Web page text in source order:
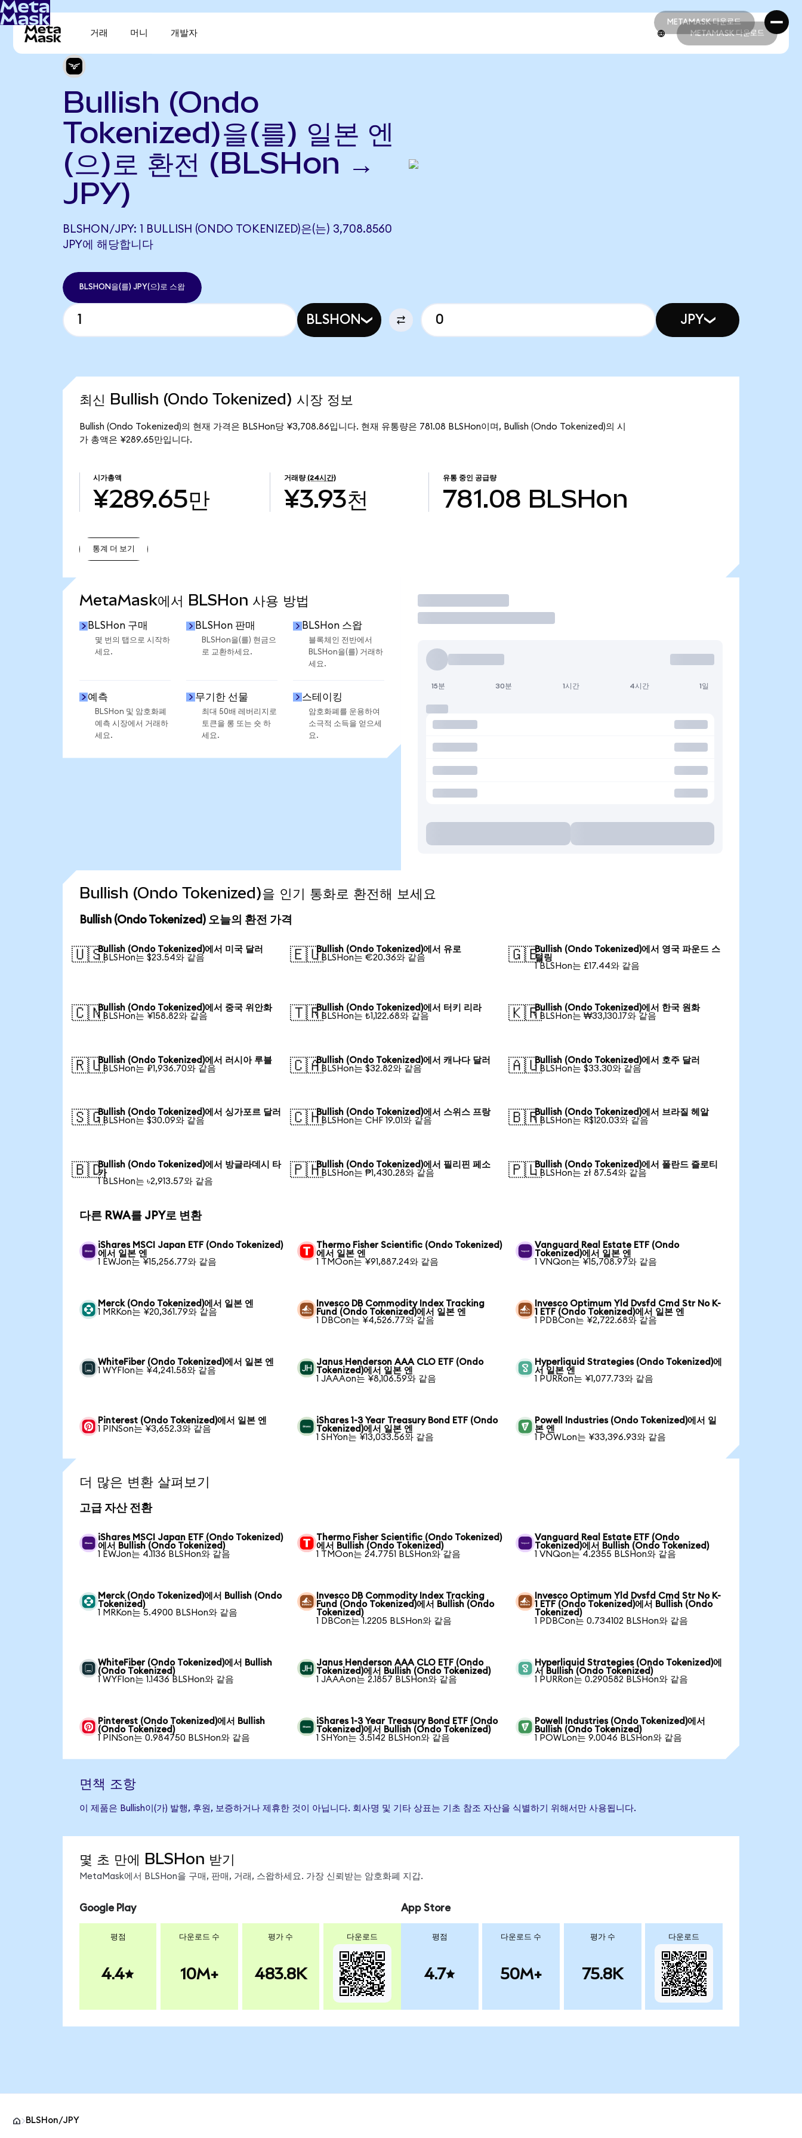
METAMASK 다운로드
METAMASK 다운로드
거래 머니 개발자 METAMASK 다운로드
Bullish (Ondo
Tokenized)을(를) 일본 엔
(으)로 환전 (BLSHon →
JPY)
BLSHON/JPY: 1 BULLISH (ONDO TOKENIZED)은(는) 3,708.8560
JPY에 해당합니다
BLSHON을(를) JPY(으)로 스왑
BLSHON JPY
최신 Bullish (Ondo Tokenized) 시장 정보
Bullish (Ondo Tokenized)의 현재 가격은 BLSHon당 ¥3,708.86입니다. 현재 유통량은 781.08 BLSHon이며, Bullish (Ondo Tokenized)의 시
가 총액은 ¥289.65만입니다.
시가총액
¥289.65만
거래량 (24시간)
¥3.93천
유통 중인 공급량
781.08 BLSHon
통계 더 보기
MetaMask에서 BLSHon 사용 방법
BLSHon 구매
몇 번의 탭으로 시작하
세요.
BLSHon 판매
BLSHon을(를) 현금으
로 교환하세요.
BLSHon 스왑
블록체인 전반에서
BLSHon을(를) 거래하
세요.
예측
BLSHon 및 암호화폐
예측 시장에서 거래하
세요.
무기한 선물
최대 50배 레버리지로
토큰을 롱 또는 숏 하
세요.
스테이킹
암호화폐를 운용하여
소극적 소득을 얻으세
요.
거래
15분 30분 1시간 4시간 1일
Bullish (Ondo Tokenized)을 인기 통화로 환전해 보세요
Bullish (Ondo Tokenized) 오늘의 환전 가격
🇺🇸Bullish (Ondo Tokenized)에서 미국 달러
1 BLSHon는 $23.54와 같음
🇪🇺Bullish (Ondo Tokenized)에서 유로
1 BLSHon는 €20.36와 같음
🇬🇧Bullish (Ondo Tokenized)에서 영국 파운드 스
털링
1 BLSHon는 £17.44와 같음
🇨🇳Bullish (Ondo Tokenized)에서 중국 위안화
1 BLSHon는 ¥158.82와 같음
🇹🇷Bullish (Ondo Tokenized)에서 터키 리라
1 BLSHon는 ₺1,122.68와 같음
🇰🇷Bullish (Ondo Tokenized)에서 한국 원화
1 BLSHon는 ₩33,130.17와 같음
🇷🇺Bullish (Ondo Tokenized)에서 러시아 루블
1 BLSHon는 ₽1,936.70와 같음
🇨🇦Bullish (Ondo Tokenized)에서 캐나다 달러
1 BLSHon는 $32.82와 같음
🇦🇺Bullish (Ondo Tokenized)에서 호주 달러
1 BLSHon는 $33.30와 같음
🇸🇬Bullish (Ondo Tokenized)에서 싱가포르 달러
1 BLSHon는 $30.09와 같음
🇨🇭Bullish (Ondo Tokenized)에서 스위스 프랑
1 BLSHon는 CHF 19.01와 같음
🇧🇷Bullish (Ondo Tokenized)에서 브라질 헤알
1 BLSHon는 R$120.03와 같음
🇧🇩Bullish (Ondo Tokenized)에서 방글라데시 타
카
1 BLSHon는 ৳2,913.57와 같음
🇵🇭Bullish (Ondo Tokenized)에서 필리핀 페소
1 BLSHon는 ₱1,430.28와 같음
🇵🇱Bullish (Ondo Tokenized)에서 폴란드 즐로티
1 BLSHon는 zł 87.54와 같음
다른 RWA를 JPY로 변환
iShares MSCI Japan ETF (Ondo Tokenized)
에서 일본 엔
1 EWJon는 ¥15,256.77와 같음
Thermo Fisher Scientific (Ondo Tokenized)
에서 일본 엔
1 TMOon는 ¥91,887.24와 같음
Vanguard Real Estate ETF (Ondo
Tokenized)에서 일본 엔
1 VNQon는 ¥15,708.97와 같음
Merck (Ondo Tokenized)에서 일본 엔
1 MRKon는 ¥20,361.79와 같음
Invesco DB Commodity Index Tracking
Fund (Ondo Tokenized)에서 일본 엔
1 DBCon는 ¥4,526.77와 같음
Invesco Optimum Yld Dvsfd Cmd Str No K-
1 ETF (Ondo Tokenized)에서 일본 엔
1 PDBCon는 ¥2,722.68와 같음
WhiteFiber (Ondo Tokenized)에서 일본 엔
1 WYFIon는 ¥4,241.58와 같음
Janus Henderson AAA CLO ETF (Ondo
Tokenized)에서 일본 엔
1 JAAAon는 ¥8,106.59와 같음
Hyperliquid Strategies (Ondo Tokenized)에
서 일본 엔
1 PURRon는 ¥1,077.73와 같음
Pinterest (Ondo Tokenized)에서 일본 엔
1 PINSon는 ¥3,652.3와 같음
iShares 1-3 Year Treasury Bond ETF (Ondo
Tokenized)에서 일본 엔
1 SHYon는 ¥13,033.56와 같음
Powell Industries (Ondo Tokenized)에서 일
본 엔
1 POWLon는 ¥33,396.93와 같음
더 많은 변환 살펴보기
고급 자산 전환
iShares MSCI Japan ETF (Ondo Tokenized)
에서 Bullish (Ondo Tokenized)
1 EWJon는 4.1136 BLSHon와 같음
Thermo Fisher Scientific (Ondo Tokenized)
에서 Bullish (Ondo Tokenized)
1 TMOon는 24.7751 BLSHon와 같음
Vanguard Real Estate ETF (Ondo
Tokenized)에서 Bullish (Ondo Tokenized)
1 VNQon는 4.2355 BLSHon와 같음
Merck (Ondo Tokenized)에서 Bullish (Ondo
Tokenized)
1 MRKon는 5.4900 BLSHon와 같음
Invesco DB Commodity Index Tracking
Fund (Ondo Tokenized)에서 Bullish (Ondo
Tokenized)
1 DBCon는 1.2205 BLSHon와 같음
Invesco Optimum Yld Dvsfd Cmd Str No K-
1 ETF (Ondo Tokenized)에서 Bullish (Ondo
Tokenized)
1 PDBCon는 0.734102 BLSHon와 같음
WhiteFiber (Ondo Tokenized)에서 Bullish
(Ondo Tokenized)
1 WYFIon는 1.1436 BLSHon와 같음
Janus Henderson AAA CLO ETF (Ondo
Tokenized)에서 Bullish (Ondo Tokenized)
1 JAAAon는 2.1857 BLSHon와 같음
Hyperliquid Strategies (Ondo Tokenized)에
서 Bullish (Ondo Tokenized)
1 PURRon는 0.290582 BLSHon와 같음
Pinterest (Ondo Tokenized)에서 Bullish
(Ondo Tokenized)
1 PINSon는 0.984750 BLSHon와 같음
iShares 1-3 Year Treasury Bond ETF (Ondo
Tokenized)에서 Bullish (Ondo Tokenized)
1 SHYon는 3.5142 BLSHon와 같음
Powell Industries (Ondo Tokenized)에서
Bullish (Ondo Tokenized)
1 POWLon는 9.0046 BLSHon와 같음
면책 조항
이 제품은 Bullish이(가) 발행, 후원, 보증하거나 제휴한 것이 아닙니다. 회사명 및 기타 상표는 기초 참조 자산을 식별하기 위해서만 사용됩니다.
몇 초 만에 BLSHon 받기
MetaMask에서 BLSHon을 구매, 판매, 거래, 스왑하세요. 가장 신뢰받는 암호화폐 지갑.
Google Play
평점
4.4
다운로드 수
10M+
평가 수
483.8K
다운로드
App Store
평점
4.7
다운로드 수
50M+
평가 수
75.8K
다운로드
BLSHon/JPY